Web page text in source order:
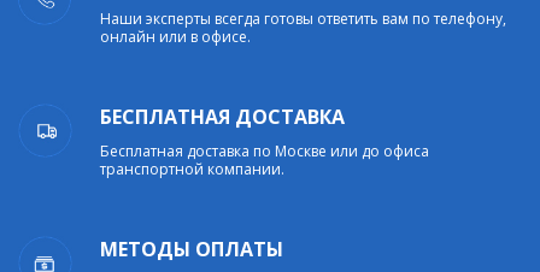
Наши эксперты всегда готовы ответить вам по телефону,
онлайн или в офисе.
БЕСПЛАТНАЯ ДОСТАВКА
Бесплатная доставка по Москве или до офиса
транспортной компании.
МЕТОДЫ ОПЛАТЫ